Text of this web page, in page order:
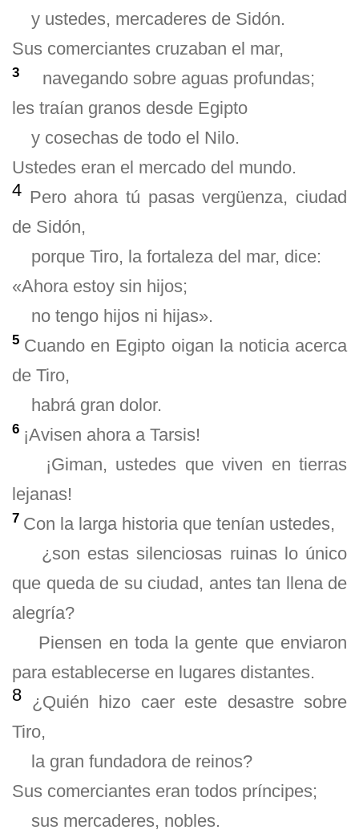
y ustedes, mercaderes de Sidón.
Sus comerciantes cruzaban el mar,
3
navegando sobre aguas profundas;
les traían granos desde Egipto
y cosechas de todo el Nilo.
Ustedes eran el mercado del mundo.
4 Pero ahora tú pasas vergüenza, ciudad
de Sidón,
porque Tiro, la fortaleza del mar, dice:
«Ahora estoy sin hijos;
no tengo hijos ni hijas».
5 Cuando en Egipto oigan la noticia acerca
de Tiro,
habrá gran dolor.
6 ¡Avisen ahora a Tarsis!
¡Giman, ustedes que viven en tierras
lejanas!
7 Con la larga historia que tenían ustedes,
¿son estas silenciosas ruinas lo único
que queda de su ciudad, antes tan llena de
alegría?
Piensen en toda la gente que enviaron
para establecerse en lugares distantes.
8 ¿Quién hizo caer este desastre sobre
Tiro,
la gran fundadora de reinos?
Sus comerciantes eran todos príncipes;
sus mercaderes, nobles.